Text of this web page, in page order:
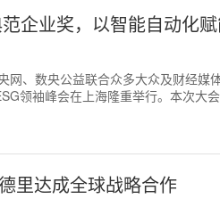
企业奖，以智能自动化
网、数央公益联合众多大众及财经媒
领袖峰会在上海隆重举行。本次大
里达成全球战略合作